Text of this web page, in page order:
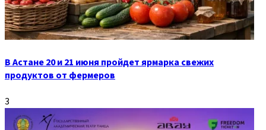
В Астане 20 и 21 июня пройдет ярмарка свежих
продуктов от фермеров
3